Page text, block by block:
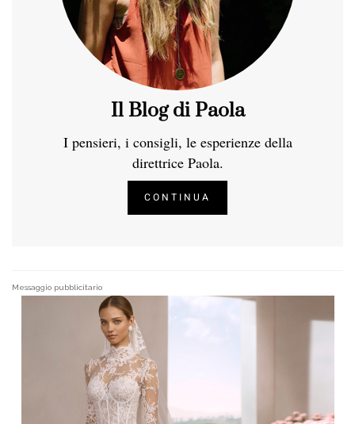
Il Blog di Paola
I pensieri, i consigli, le esperienze della
direttrice Paola.
CONTINUA
Messaggio pubblicitario